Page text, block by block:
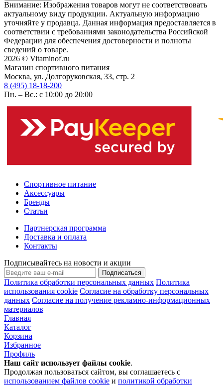
Внимание: Изображения товаров могут не соответствовать
актуальному виду продукции. Актуальную информацию
уточняйте у продавца. Данная информация предоставляется в
соответствии с требованиями законодательства Российской
Федерации для обеспечения достоверности и полноты
сведений о товаре.
2026 © Vitaminof.ru
Магазин спортивного питания
Москва, ул. Долгоруковская, 33, стр. 2
8 (495) 18-18-200
Пн. – Вс.: с 10:00 до 20:00
Спортивное питание
Аксессуары
Бренды
Статьи
Партнерская программа
Доставка и оплата
Контакты
Подписывайтесь на новости и акции
Подписаться
Политика обработки персональных данных Политика
использования cookie Согласие на обработку персональных
данных Согласие на получение рекламно-информационных
материалов
Главная
Каталог
Корзина
Избранное
Профиль
Наш сайт использует файлы cookie.
Продолжая пользоваться сайтом, вы соглашаетесь с
использованием файлов cookie и политикой обработки